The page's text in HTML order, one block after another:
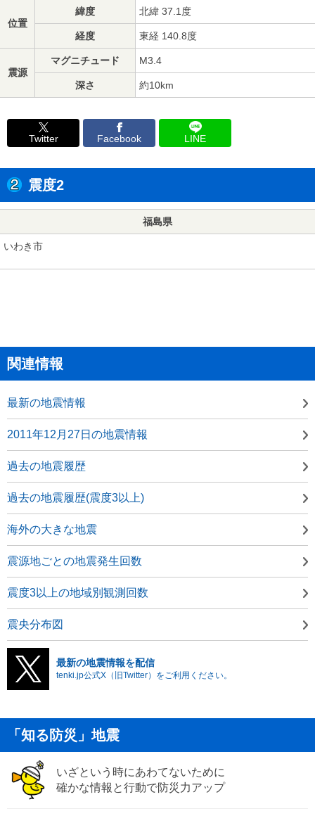
位置
緯度 北緯 37.1度
経度 東経 140.8度
震源
マグニチュード M3.4
深さ 約10km
Twitter Facebook LINE
震度2
福島県
いわき市
関連情報
最新の地震情報
2011年12月27日の地震情報
過去の地震履歴
過去の地震履歴(震度3以上)
海外の大きな地震
震源地ごとの地震発生回数
震度3以上の地域別観測回数
震央分布図
最新の地震情報を配信
tenki.jp公式X（旧Twitter）をご利用ください。
「知る防災」地震
いざという時にあわてないために
確かな情報と行動で防災力アップ